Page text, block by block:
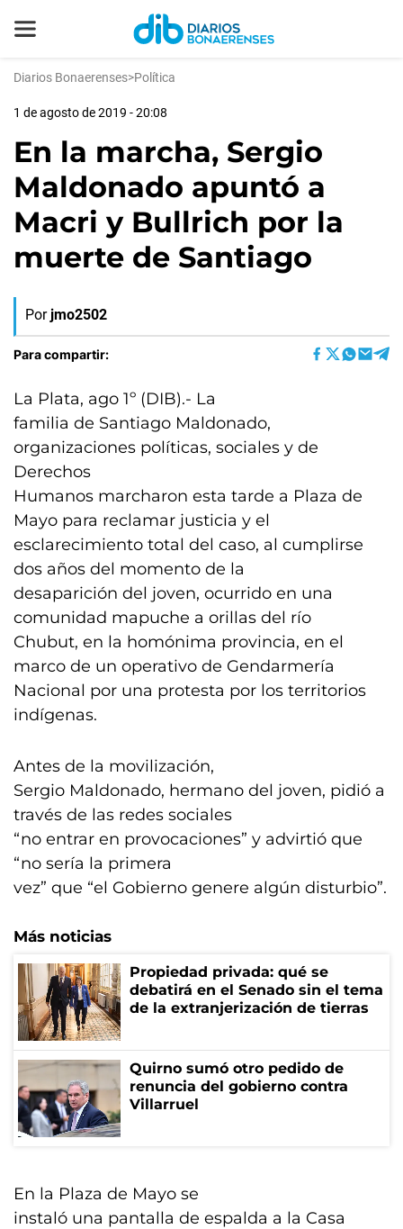
Diarios Bonaerenses>Política
1 de agosto de 2019 - 20:08
En la marcha, Sergio
Maldonado apuntó a
Macri y Bullrich por la
muerte de Santiago
Por jmo2502
Para compartir:
La Plata, ago 1º (DIB).- La
familia de Santiago Maldonado,
organizaciones políticas, sociales y de
Derechos
Humanos marcharon esta tarde a Plaza de
Mayo para reclamar justicia y el
esclarecimiento total del caso, al cumplirse
dos años del momento de la
desaparición del joven, ocurrido en una
comunidad mapuche a orillas del río
Chubut, en la homónima provincia, en el
marco de un operativo de Gendarmería
Nacional por una protesta por los territorios
indígenas.
Antes de la movilización,
Sergio Maldonado, hermano del joven, pidió a
través de las redes sociales
“no entrar en provocaciones” y advirtió que
“no sería la primera
vez” que “el Gobierno genere algún disturbio”.
Más noticias
Propiedad privada: qué se
debatirá en el Senado sin el tema
de la extranjerización de tierras
Quirno sumó otro pedido de
renuncia del gobierno contra
Villarruel
En la Plaza de Mayo se
instaló una pantalla de espalda a la Casa